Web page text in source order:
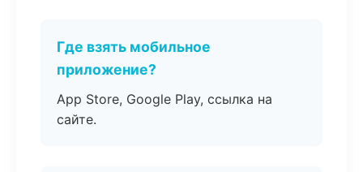
Где взять мобильное
приложение?
App Store, Google Play, ссылка на
сайте.